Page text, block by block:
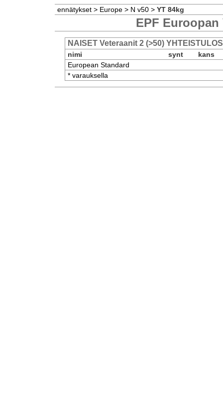
ennätykset > Europe > N v50 > YT 84kg
EPF
NAISET Veteraanit 2 (>50)
nimi synt
kans
European Standard
* varauksella